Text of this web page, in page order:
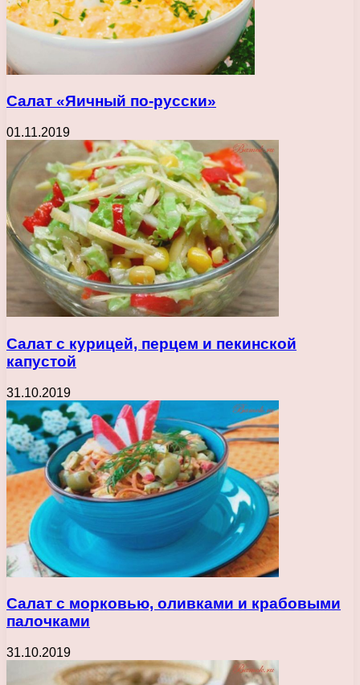
Салат «Яичный по-русски»
01.11.2019
Салат с курицей, перцем и пекинской
капустой
31.10.2019
Салат с морковью, оливками и крабовыми
палочками
31.10.2019